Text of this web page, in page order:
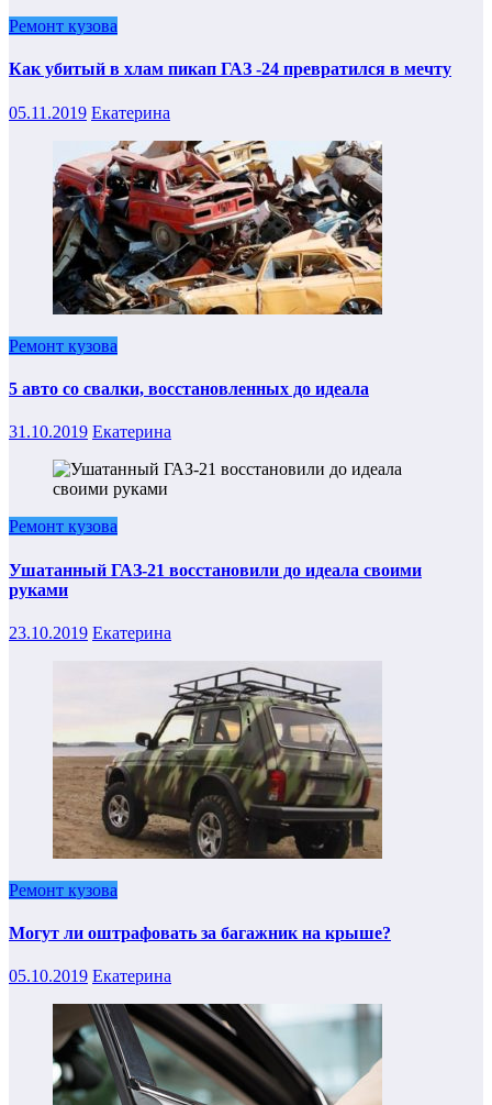
Ремонт кузова
Как убитый в хлам пикап ГАЗ -24 превратился в мечту
05.11.2019 Екатерина
Ремонт кузова
5 авто со свалки, восстановленных до идеала
31.10.2019 Екатерина
Ремонт кузова
Ушатанный ГАЗ-21 восстановили до идеала своими
руками
23.10.2019 Екатерина
Ремонт кузова
Могут ли оштрафовать за багажник на крыше?
05.10.2019 Екатерина